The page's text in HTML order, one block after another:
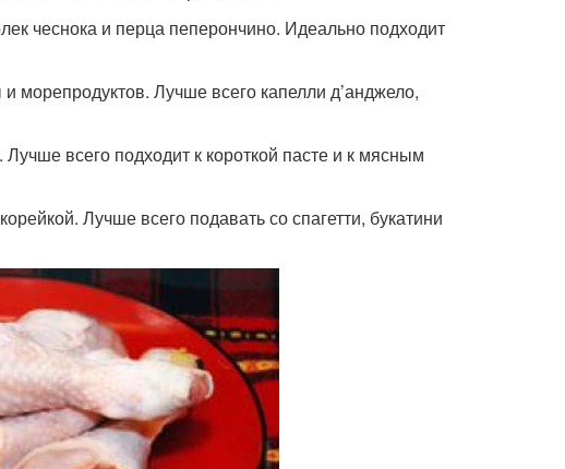
чеснока и перца пеперончино. Идеально подходит
морепродуктов. Лучше всего капелли д’анджело,
всего подходит к короткой пасте и к мясным
Лучше всего подавать со спагетти, букатини